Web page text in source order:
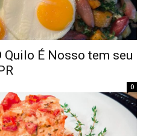
Quilo É Nosso tem seu
0